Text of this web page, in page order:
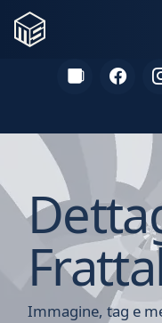
Immagine, tag e